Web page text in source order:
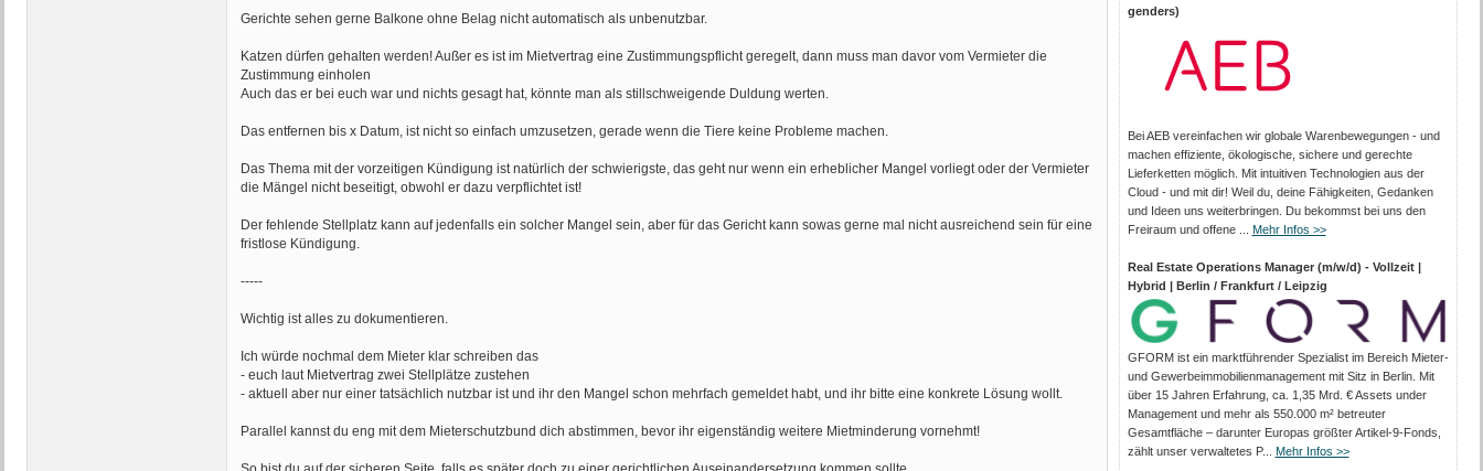
Gerichte sehen gerne Balkone ohne Belag nicht automatisch als unbenutzbar.
Katzen dürfen gehalten werden! Außer es ist im Mietvertrag eine Zustimmungspflicht geregelt, dann muss man davor vom Vermieter die
Zustimmung einholen
Auch das er bei euch war und nichts gesagt hat, könnte man als stillschweigende Duldung werten.
Das entfernen bis x Datum, ist nicht so einfach umzusetzen, gerade wenn die Tiere keine Probleme machen.
Das Thema mit der vorzeitigen Kündigung ist natürlich der schwierigste, das geht nur wenn ein erheblicher Mangel vorliegt oder der Vermieter
die Mängel nicht beseitigt, obwohl er dazu verpflichtet ist!
Der fehlende Stellplatz kann auf jedenfalls ein solcher Mangel sein, aber für das Gericht kann sowas gerne mal nicht ausreichend sein für eine
fristlose Kündigung.
-----
Wichtig ist alles zu dokumentieren.
Ich würde nochmal dem Mieter klar schreiben das
- euch laut Mietvertrag zwei Stellplätze zustehen
- aktuell aber nur einer tatsächlich nutzbar ist und ihr den Mangel schon mehrfach gemeldet habt, und ihr bitte eine konkrete Lösung wollt.
Parallel kannst du eng mit dem Mieterschutzbund dich abstimmen, bevor ihr eigenständig weitere Mietminderung vornehmt!
genders)
Bei AEB vereinfachen wir globale Warenbewegungen - und
machen effiziente, ökologische, sichere und gerechte
Lieferketten möglich. Mit intuitiven Technologien aus der
Cloud - und mit dir! Weil du, deine Fähigkeiten, Gedanken
und Ideen uns weiterbringen. Du bekommst bei uns den
Freiraum und offene ... Mehr Infos >>
Real Estate Operations Manager (m/w/d) - Vollzeit |
Hybrid | Berlin / Frankfurt / Leipzig
GFORM ist ein marktführender Spezialist im Bereich Mieter-
und Gewerbeimmobilienmanagement mit Sitz in Berlin. Mit
über 15 Jahren Erfahrung, ca. 1,35 Mrd. € Assets under
Management und mehr als 550.000 m² betreuter
Gesamtfläche – darunter Europas größter Artikel-9-Fonds,
zählt unser verwaltetes P...
Mehr Infos >>